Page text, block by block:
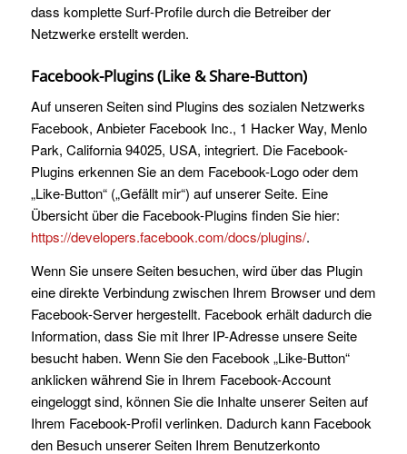
dass komplette Surf-Profile durch die Betreiber der
Netzwerke erstellt werden.
Facebook-Plugins (Like & Share-Button)
Auf unseren Seiten sind Plugins des sozialen Netzwerks
Facebook, Anbieter Facebook Inc., 1 Hacker Way, Menlo
Park, California 94025, USA, integriert. Die Facebook-
Plugins erkennen Sie an dem Facebook-Logo oder dem
„Like-Button“ („Gefällt mir“) auf unserer Seite. Eine
Übersicht über die Facebook-Plugins finden Sie hier:
https://developers.facebook.com/docs/plugins/.
Wenn Sie unsere Seiten besuchen, wird über das Plugin
eine direkte Verbindung zwischen Ihrem Browser und dem
Facebook-Server hergestellt. Facebook erhält dadurch die
Information, dass Sie mit Ihrer IP-Adresse unsere Seite
besucht haben. Wenn Sie den Facebook „Like-Button“
anklicken während Sie in Ihrem Facebook-Account
eingeloggt sind, können Sie die Inhalte unserer Seiten auf
Ihrem Facebook-Profil verlinken. Dadurch kann Facebook
den Besuch unserer Seiten Ihrem Benutzerkonto